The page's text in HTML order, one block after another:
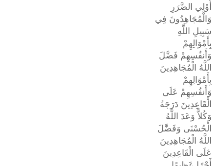
أُوْلِي الضَّرَرِ
وَالْمُجَاهِدُونَ فِي
سَبِيلِ اللَّهِ
بِأَمْوَالِهِمْ
وَأَنفُسِهِمْ فَضَّلَ
اللَّهُ الْمُجَاهِدِينَ
بِأَمْوَالِهِمْ
وَأَنفُسِهِمْ عَلَى
الْقَاعِدِينَ دَرَجَةً
وَكُلاًّ وَعَدَ اللَّهُ
الْحُسْنَى وَفَضَّلَ
اللَّهُ الْمُجَاهِدِينَ
عَلَى الْقَاعِدِينَ